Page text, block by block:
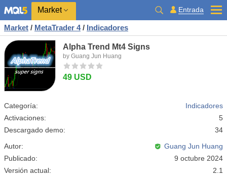
Market Entrada
Market / MetaTrader 4 / Indicadores
Alpha Trend Mt4 Signs
by Guang Jun Huang
49 USD
Categoría:
Indicadores
Activaciones:
5
Descargado demo:
34
Autor:
Guang Jun Huang
Publicado:
9 octubre 2024
Versión actual:
2.1